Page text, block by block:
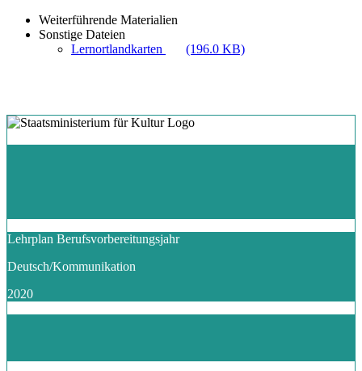
Weiterführende Materialien
Sonstige Dateien
Lernortlandkarten
(196.0 KB)
Lehrplan Berufsvorbereitungsjahr
Deutsch/Kommunikation
2020